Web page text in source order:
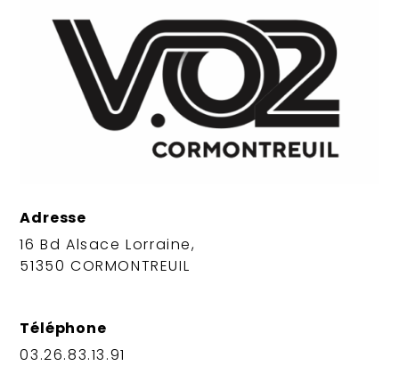
Adresse
16 Bd Alsace Lorraine,
51350 CORMONTREUIL
Téléphone
03.26.83.13.91